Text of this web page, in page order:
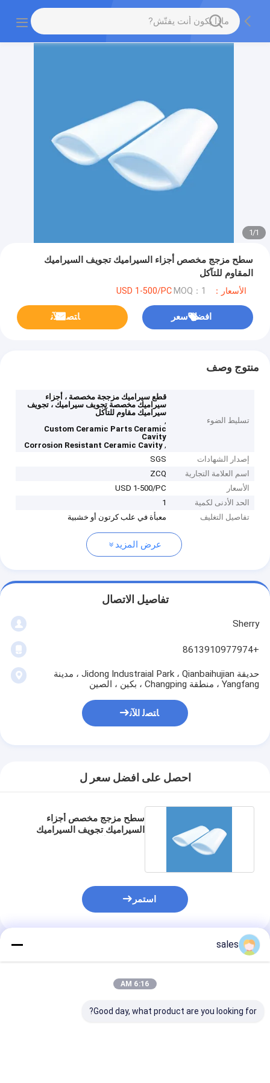
1
/
1
سطح مزجج مخصص أجزاء السيراميك تجويف السيراميك
المقاوم للتآكل
الأسعار：USD 1-500/PC MOQ：1
افضل سعر ﺎﺘﺼﻟ ﺍﻶﻧ
منتوج وصف
تسليط الضوء
قطع سيراميك مزججة مخصصة ، أجزاء
سيراميك مخصصة تجويف سيراميك ، تجويف
سيراميك مقاوم للتآكل
,
Custom Ceramic Parts Ceramic
Cavity
,
Corrosion Resistant Ceramic Cavity
إصدار الشهادات
SGS
اسم العلامة التجارية
ZCQ
الأسعار
USD 1-500/PC
الحد الأدنى لكمية
1
تفاصيل التغليف
معبأة في علب كرتون أو خشبية
عرض المزيد
تفاصيل الاتصال
Sherry
+8613910977974
حديقة Jidong Industraial Park ، Qianbaihujian ، مدينة
Yangfang ، منطقة Changping ، بكين ، الصين
ﺎﺘﺼﻟ ﺍﻶﻧ
احصل على افضل سعر ل
سطح مزجج مخصص أجزاء
السيراميك تجويف السيراميك
استمر
المنتجات الموصى بها
sales
6:16 AM
Good day, what product are you looking for?